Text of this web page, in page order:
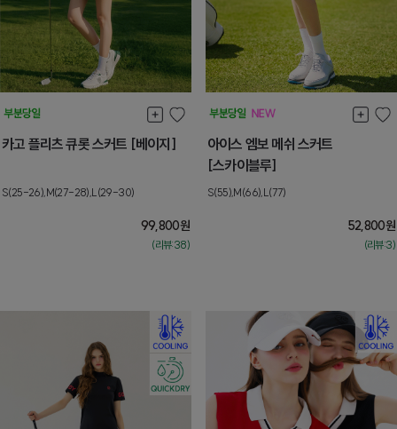
카고 플리츠 큐롯 스커트 [베이지]
S(25-26),M(27-28),L(29-30)
99,800원
(리뷰:38)
아이스 엠보 메쉬 스커트
[스카이블루]
S(55),M(66),L(77)
52,800원
(리뷰:3)